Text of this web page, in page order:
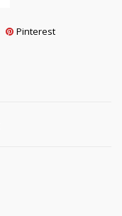
Pinterest